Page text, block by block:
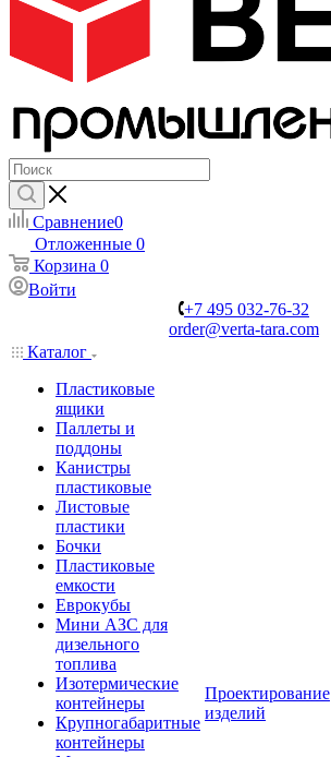
Сравнение0
Отложенные 0
Корзина 0
Войти
+7 495 032-76-32
order@verta-tara.com
Каталог
Пластиковые
ящики
Паллеты и
поддоны
Канистры
пластиковые
Листовые
пластики
Бочки
Пластиковые
емкости
Еврокубы
Мини АЗС для
дизельного
топлива
Изотермические
контейнеры
Крупногабаритные
контейнеры
Проектирование
изделий